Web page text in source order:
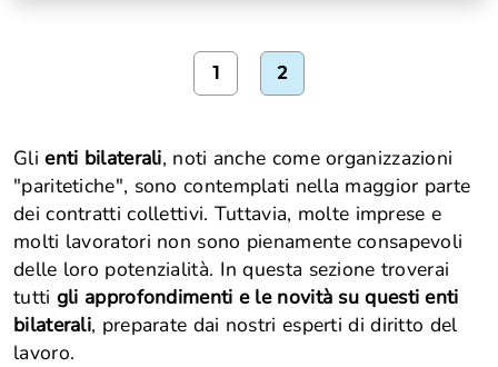
1 2
Glienti bilaterali, noti anche come organizzazioni
"paritetiche", sono contemplati nella maggior parte
dei contratti collettivi. Tuttavia, molte imprese e
molti lavoratori non sono pienamente consapevoli
delle loro potenzialità. In questa sezione troverai
tutti gli approfondimenti e le novità su questi enti
bilaterali, preparate dai nostri esperti di diritto del
lavoro.